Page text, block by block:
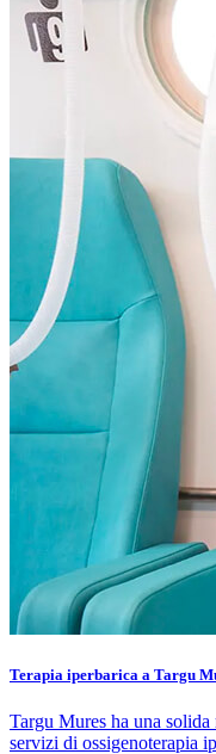
Terapia iperbarica a Targu
Targu Mures ha una
servizi di ossigenoterapia